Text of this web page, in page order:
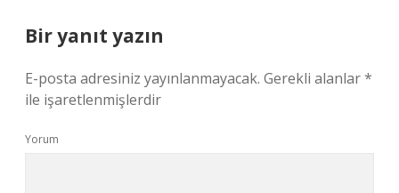
Bir yanıt yazın
E-posta adresiniz yayınlanmayacak. Gerekli alanlar*
ile işaretlenmişlerdir
Yorum